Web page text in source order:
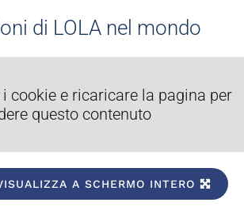
di LOLA nel mondo
cookie e ricaricare la pagina per
questo contenuto
A SCHERMO INTERO